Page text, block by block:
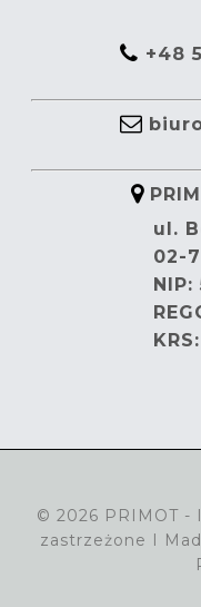
+48
ul.
02-
NIP:
© 2026 PRIMOT -
zastrzeżone I